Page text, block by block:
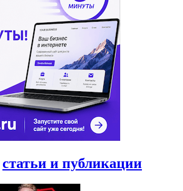
статьи и публикации